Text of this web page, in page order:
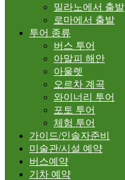
밀라노에서 출발
로마에서 출발
투어 종류
버스 투어
아말피 해안
아울렛
오르차 계곡
와이너리 투어
포토 투어
체험 투어
가이드/인솔자준비
미술관/시설 예약
버스예약
기차 예약